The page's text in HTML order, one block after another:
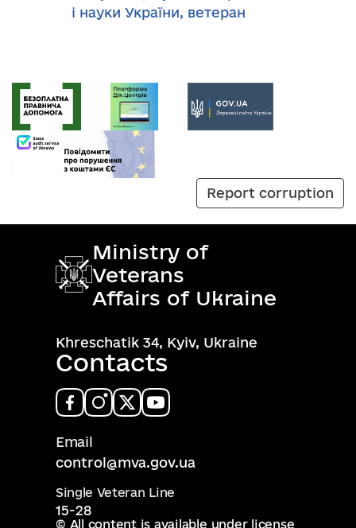
і науки України, ветеран
Report corruption
Ministry of
Veterans
Affairs of Ukraine
Khreschatik 34, Kyiv, Ukraine
Contacts
Email
control@mva.gov.ua
Single Veteran Line
15-28
© All content is available under license